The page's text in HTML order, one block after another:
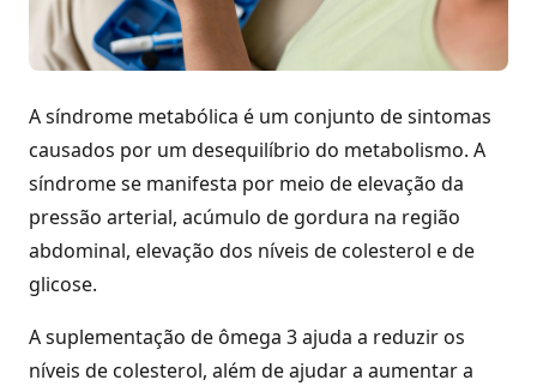
A síndrome metabólica é um conjunto de sintomas
causados por um desequilíbrio do metabolismo. A
síndrome se manifesta por meio de elevação da
pressão arterial, acúmulo de gordura na região
abdominal, elevação dos níveis de colesterol e de
glicose.
A suplementação de ômega 3 ajuda a reduzir os
níveis de colesterol, além de ajudar a aumentar a